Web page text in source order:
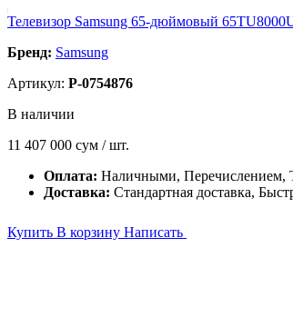
Телевизор Samsung 65-дюймовый
Бренд: Samsung
Артикул: P-0754876
В наличии
11 407 000 сум / шт.
Оплата: Наличными, Перечислением,
Доставка: Стандартная доставка,
Купить В корзину Написать